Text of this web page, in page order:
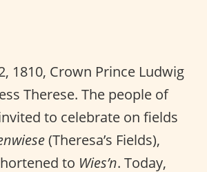
1810, Crown Prince Ludwig
Therese. The people of
to celebrate on fields
(Theresa’s Fields),
to Wies’n. Today,